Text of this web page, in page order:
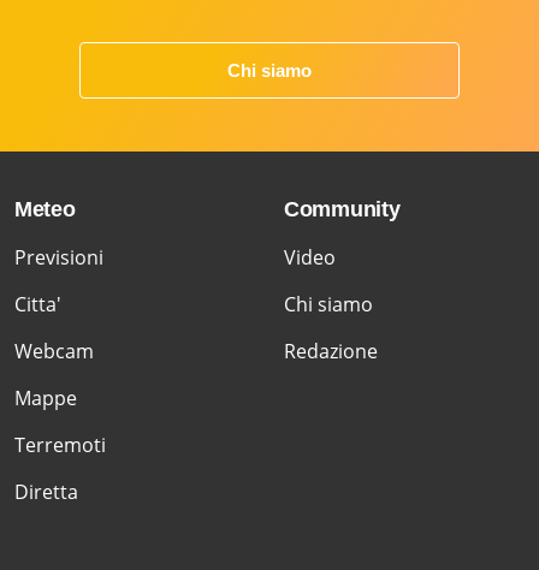
Chi siamo
Meteo
Previsioni
Citta'
Webcam
Mappe
Terremoti
Diretta
Community
Video
Chi siamo
Redazione